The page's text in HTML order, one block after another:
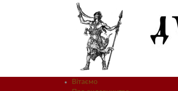
Вітаємо